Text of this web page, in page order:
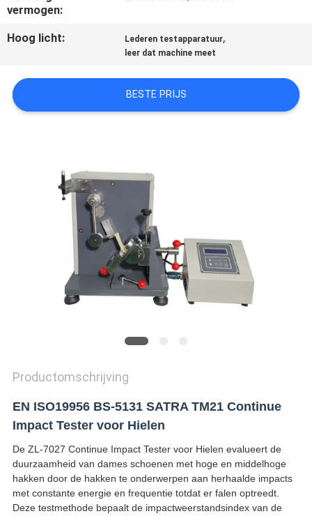
VERZOEK
OM EEN
VR
SITEMAP
PRIVACY
vermogen:
Hoog licht: Lederen testapparatuur,
leer dat machine meet
BESTE PRIJS
Productomschrijving
EN ISO19956 BS-5131 SATRA TM21 Continue
Impact Tester voor Hielen
De ZL-7027 Continue Impact Tester voor Hielen evalueert de
duurzaamheid van dames schoenen met hoge en middelhoge
hakken door de hakken te onderwerpen aan herhaalde impacts
met constante energie en frequentie totdat er falen optreedt.
Deze testmethode bepaalt de impactweerstandsindex van de